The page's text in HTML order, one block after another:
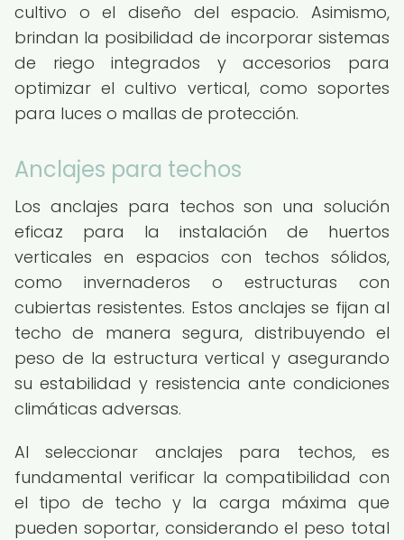
cultivo o el diseño del espacio. Asimismo,
brindan la posibilidad de incorporar sistemas
de riego integrados y accesorios para
optimizar el cultivo vertical, como soportes
para luces o mallas de protección.
Anclajes para techos
Los anclajes para techos son una solución
eficaz para la instalación de huertos
verticales en espacios con techos sólidos,
como invernaderos o estructuras con
cubiertas resistentes. Estos anclajes se fijan al
techo de manera segura, distribuyendo el
peso de la estructura vertical y asegurando
su estabilidad y resistencia ante condiciones
climáticas adversas.
Al seleccionar anclajes para techos, es
fundamental verificar la compatibilidad con
el tipo de techo y la carga máxima que
pueden soportar, considerando el peso total